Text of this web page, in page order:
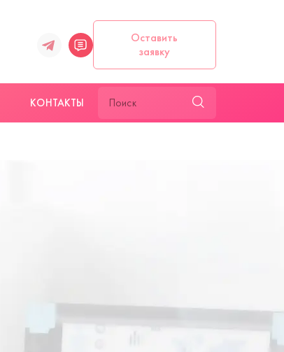
Оставить
заявку
КОНТАКТЫ